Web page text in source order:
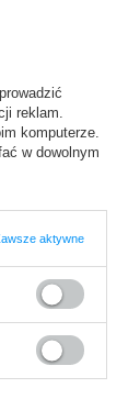
OUTLET
Koszulka męska
Juggler" - czarna,
reklam.
komputerze.
w dowolnym
aktywne